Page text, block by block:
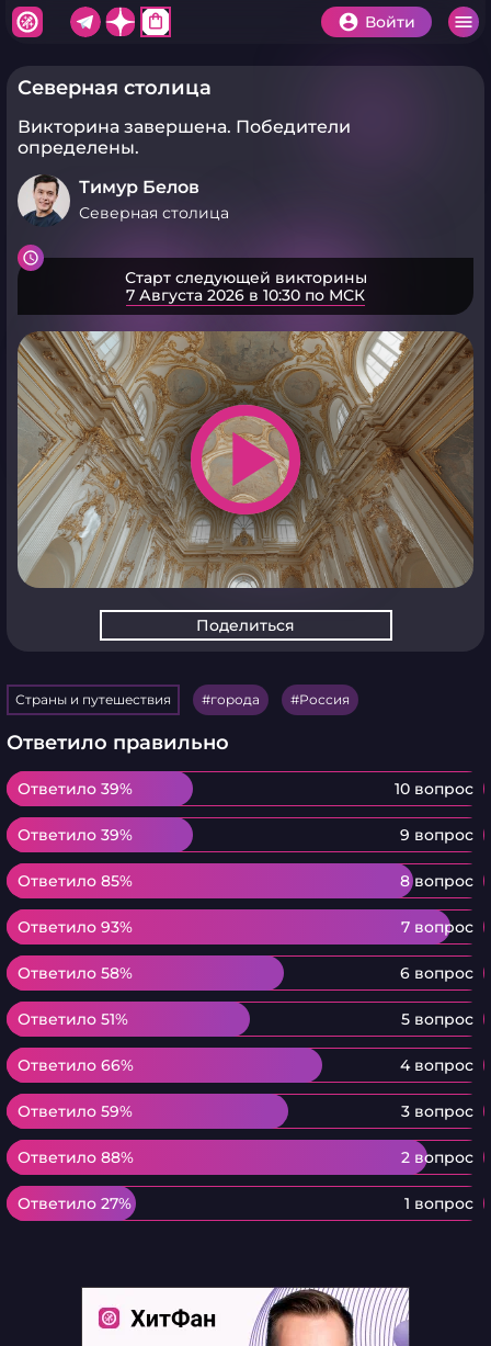
shopping_bag Войти
Северная столица
Викторина завершена. Победители
определены.
Тимур Белов
Северная столица
Старт следующей викторины
7 Августа 2026 в 10:30 по МСК
play_arrow
Поделиться
Страны и путешествия города Россия
Ответило правильно
Ответило 39% 10 вопрос
Ответило 39%
Ответило 39% 9 вопрос
Ответило 39%
Ответило 85% 8 вопрос
Ответило 85%
Ответило 93% 7 вопрос
Ответило 93%
Ответило 58% 6 вопрос
Ответило 58%
Ответило 51% 5 вопрос
Ответило 51%
Ответило 66% 4 вопрос
Ответило 66%
Ответило 59% 3 вопрос
Ответило 59%
Ответило 88% 2 вопрос
Ответило 88%
Ответило 27% 1 вопрос
Ответило 27%